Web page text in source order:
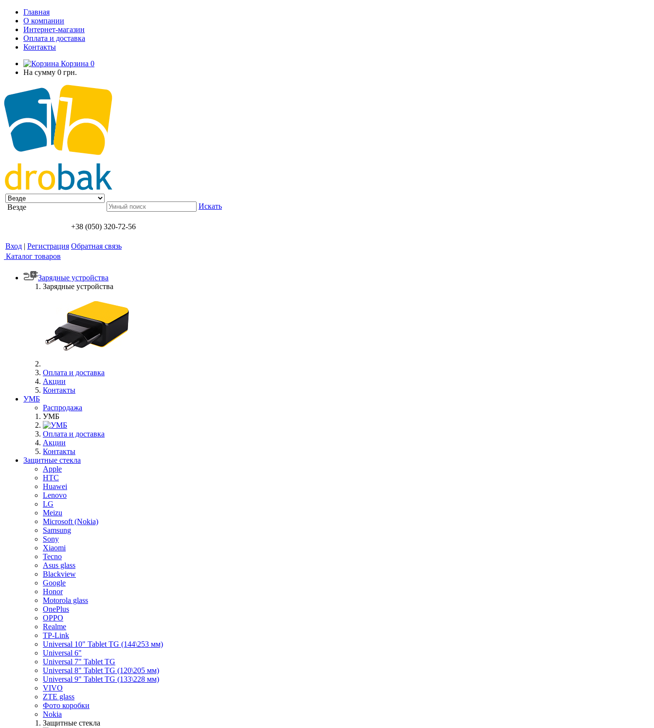
Главная
О компании
Интернет-магазин
Оплата и доставка
Контакты
Корзина 0
На сумму 0 грн.
Везде Искать
+38 (050) 320-72-56
Вход | Регистрация Обратная связь
Каталог товаров
Зарядные устройства
Зарядные устройства
Оплата и доставка
Акции
Контакты
УМБ
Распродажа
УМБ
Оплата и доставка
Акции
Контакты
Защитные стекла
Apple
HTC
Huawei
Lenovo
LG
Meizu
Microsoft (Nokia)
Samsung
Sony
Xiaomi
Tecno
Asus glass
Blackview
Google
Honor
Motorola glass
OnePlus
OPPO
Realme
TP-Link
Universal 10" Tablet TG (144\253 мм)
Universal 6"
Universal 7" Tablet TG
Universal 8" Tablet TG (120\205 мм)
Universal 9" Tablet TG (133\228 мм)
VIVO
ZTE glass
Фото коробки
Nokia
Защитные стекла